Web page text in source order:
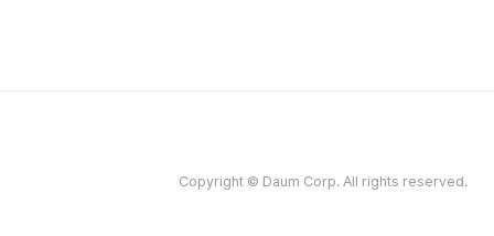
Copyright © Daum Corp. All rights reserved.